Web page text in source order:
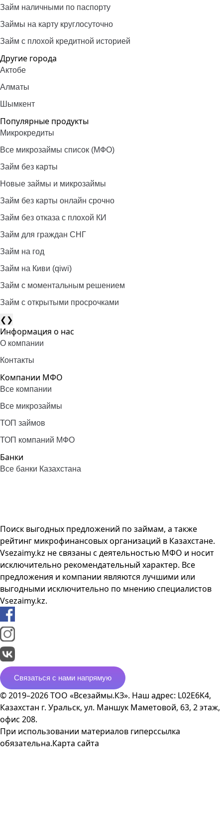
Займ наличными по паспорту
Займы на карту круглосуточно
Займ с плохой кредитной историей
Другие города
Актобе
Алматы
Шымкент
Популярные продукты
Микрокредиты
Все микрозаймы список (МФО)
Займ без карты
Новые займы и микрозаймы
Займ без карты онлайн срочно
Займ без отказа с плохой КИ
Займ для граждан СНГ
Займ на год
Займ на Киви (qiwi)
Займ c моментальным решением
Займ с открытыми просрочками
❮❯
Информация о нас
О компании
Контакты
Компании МФО
Все компании
Все микрозаймы
ТОП займов
ТОП компаний МФО
Банки
Все банки Казахстана
Поиск выгодных предложений по займам, а также
рейтинг микрофинансовых организаций в Казахстане.
Vsezaimy.kz не связаны с деятельностью МФО и носит
исключительно рекомендательный характер. Все
предложения и компании являются лучшими или
выгодными исключительно по мнению специалистов
Vsezaimy.kz.
Связаться с нами напрямую
© 2019–2026 ТОО «Всезаймы.КЗ». Наш адрес: L02E6K4,
Казахстан г. Уральск, ул. Маншук Маметовой, 63, 2 этаж,
офис 208.
При использовании материалов гиперссылка
обязательна.Карта сайта